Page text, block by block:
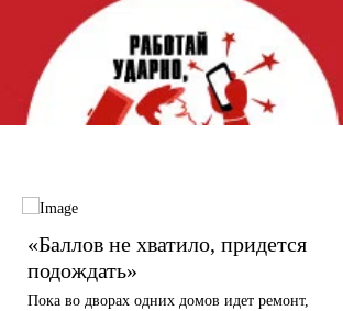
«Баллов не хватило, придется
подождать»
Пока во дворах одних домов идет ремонт,